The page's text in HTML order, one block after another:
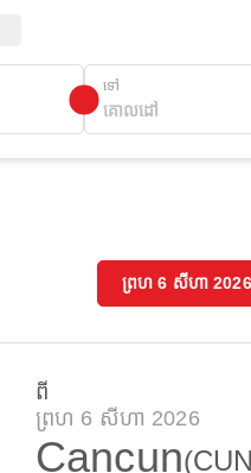
ទៅ
ព្រហ 6 សីហា 2026
ពី
ព្រហ 6 សីហា 2026
Cancun